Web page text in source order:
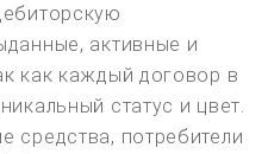
активные и
как каждый договор в
статус и цвет.
средства, потребители